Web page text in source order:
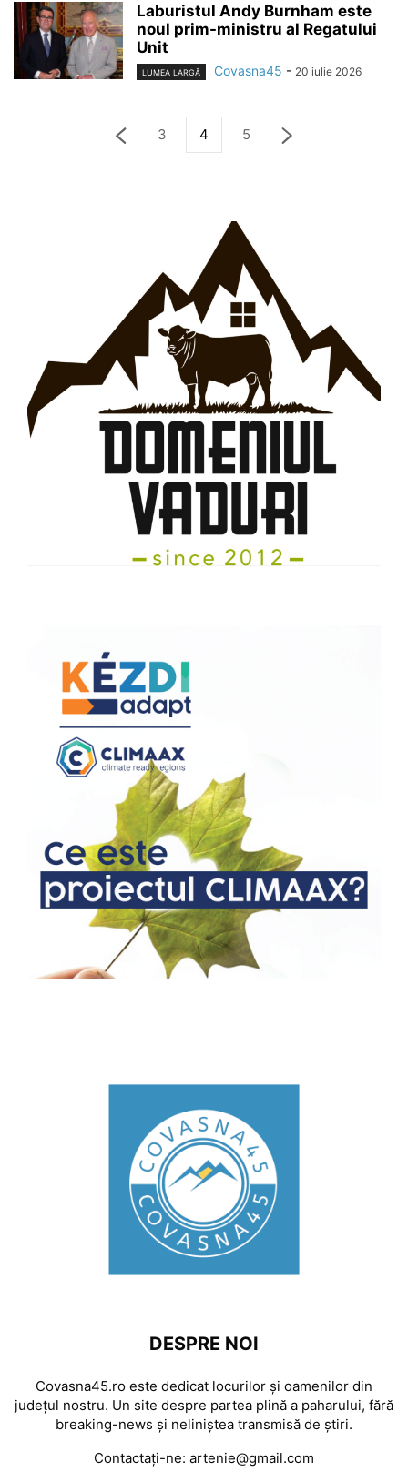
Laburistul Andy Burnham este
noul prim-ministru al Regatului
Unit
LUMEA LARGĂ Covasna45 - 20 iulie 2026
3 4 5
DESPRE NOI
Covasna45.ro este dedicat locurilor și oamenilor din
județul nostru. Un site despre partea plină a paharului, fără
breaking-news și neliniștea transmisă de știri.
Contactați-ne: artenie@gmail.com